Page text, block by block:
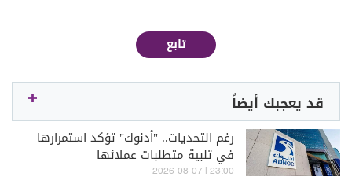
تابع
قد يعجبك أيضاً
رغم التحديات.. "أدنوك" تؤكد استمرارها
في تلبية متطلبات عملائها
23:00 | 2026-08-07